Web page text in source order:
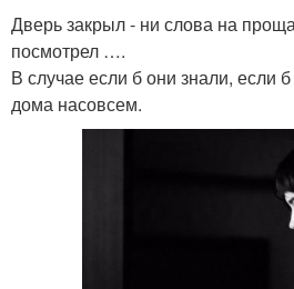
Дверь закрыл - ни слова на
посмотрел ….
В случае если б они знали, если
дома насовсем.